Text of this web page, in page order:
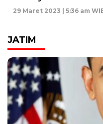
29 Maret 2023 | 5:36 am
JATIM